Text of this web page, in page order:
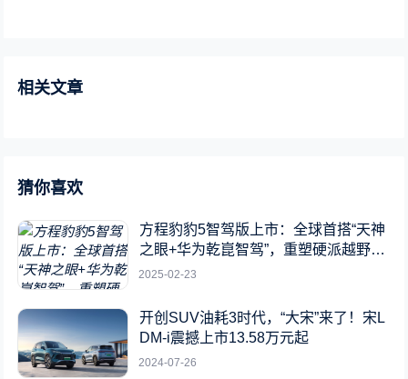
相关文章
猜你喜欢
方程豹豹5智驾版上市：全球首搭“天神
之眼+华为乾崑智驾”，重塑硬派越野新
标杆
2025-02-23
开创SUV油耗3时代，“大宋”来了！宋L
DM-i震撼上市13.58万元起
2024-07-26